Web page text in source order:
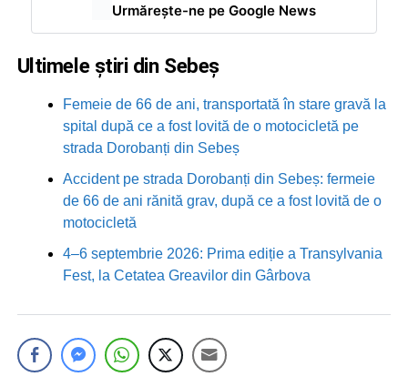
Urmărește-ne pe Google News
Ultimele știri din Sebeș
Femeie de 66 de ani, transportată în stare gravă la
spital după ce a fost lovită de o motocicletă pe
strada Dorobanți din Sebeș
Accident pe strada Dorobanți din Sebeș: fermeie
de 66 de ani rănită grav, după ce a fost lovită de o
motocicletă
4–6 septembrie 2026: Prima ediție a Transylvania
Fest, la Cetatea Greavilor din Gârbova